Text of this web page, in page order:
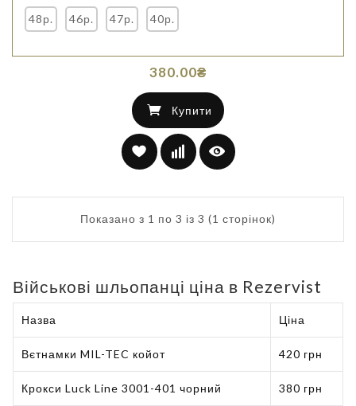
48р. 46р. 47р. 40р.
380.00₴
Купити
Показано з 1 по 3 із 3 (1 сторінок)
Військові шльопанці ціна в Rezervist
Назва Ціна
Вєтнамки MIL-TEC койот 420 грн
Крокси Luck Line 3001-401 чорний 380 грн